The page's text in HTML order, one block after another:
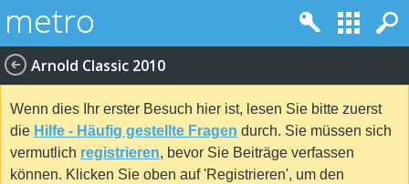
Arnold Classic 2010
Wenn dies Ihr erster Besuch hier ist, lesen Sie bitte zuerst
die Hilfe - Häufig gestellte Fragen durch. Sie müssen sich
vermutlich registrieren, bevor Sie Beiträge verfassen
können. Klicken Sie oben auf 'Registrieren', um den